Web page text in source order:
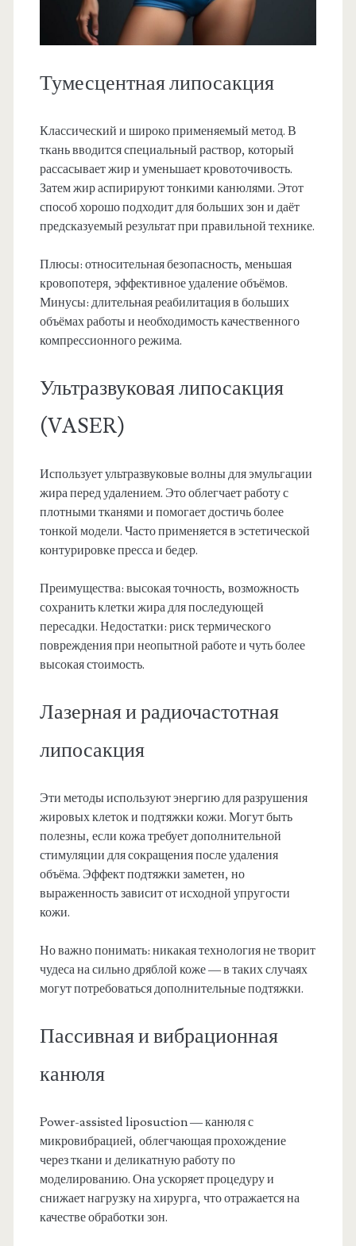
Тумесцентная липосакция
Классический и широко применяемый метод. В
ткань вводится специальный раствор, который
рассасывает жир и уменьшает кровоточивость.
Затем жир аспирируют тонкими канюлями. Этот
способ хорошо подходит для больших зон и даёт
предсказуемый результат при правильной технике.
Плюсы: относительная безопасность, меньшая
кровопотеря, эффективное удаление объёмов.
Минусы: длительная реабилитация в больших
объёмах работы и необходимость качественного
компрессионного режима.
Ультразвуковая липосакция
(VASER)
Использует ультразвуковые волны для эмульгации
жира перед удалением. Это облегчает работу с
плотными тканями и помогает достичь более
тонкой модели. Часто применяется в эстетической
контурировке пресса и бедер.
Преимущества: высокая точность, возможность
сохранить клетки жира для последующей
пересадки. Недостатки: риск термического
повреждения при неопытной работе и чуть более
высокая стоимость.
Лазерная и радиочастотная
липосакция
Эти методы используют энергию для разрушения
жировых клеток и подтяжки кожи. Могут быть
полезны, если кожа требует дополнительной
стимуляции для сокращения после удаления
объёма. Эффект подтяжки заметен, но
выраженность зависит от исходной упругости
кожи.
Но важно понимать: никакая технология не творит
чудеса на сильно дряблой коже — в таких случаях
могут потребоваться дополнительные подтяжки.
Пассивная и вибрационная
канюля
Power-assisted liposuction — канюля с
микровибрацией, облегчающая прохождение
через ткани и деликатную работу по
моделированию. Она ускоряет процедуру и
снижает нагрузку на хирурга, что отражается на
качестве обработки зон.